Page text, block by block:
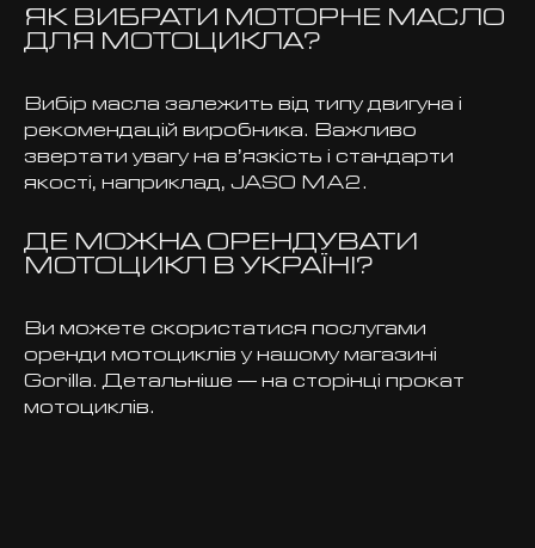
ЯК ВИБРАТИ МОТОРНЕ МАСЛО
ДЛЯ МОТОЦИКЛА?
Вибір масла залежить від типу двигуна і
рекомендацій виробника. Важливо
звертати увагу на в’язкість і стандарти
якості, наприклад, JASO MA2.
ДЕ МОЖНА ОРЕНДУВАТИ
МОТОЦИКЛ В УКРАЇНІ?
Ви можете скористатися послугами
оренди мотоциклів у нашому магазині
Gorilla. Детальніше — на сторінці прокат
мотоциклів.